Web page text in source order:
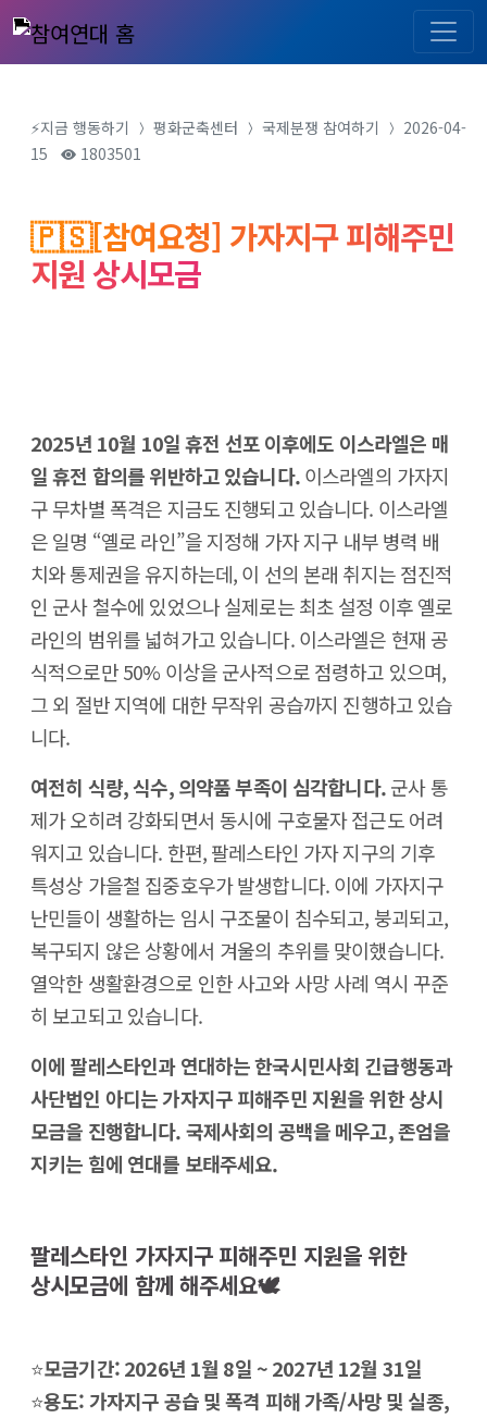
⚡️지금 행동하기 평화군축센터 국제분쟁 참여하기
2026-04-
15
1803501
🇵🇸[참여요청] 가자지구 피해주민
지원 상시모금
2025년 10월 10일 휴전 선포 이후에도 이스라엘은 매
일 휴전 합의를 위반하고 있습니다.이스라엘의 가자지
구 무차별 폭격은 지금도 진행되고 있습니다. 이스라엘
은 일명 “옐로 라인”을 지정해 가자 지구 내부 병력 배
치와 통제권을 유지하는데, 이 선의 본래 취지는 점진적
인 군사 철수에 있었으나 실제로는 최초 설정 이후 옐로
라인의 범위를 넓혀가고 있습니다. 이스라엘은 현재 공
식적으로만 50% 이상을 군사적으로 점령하고 있으며,
그 외 절반 지역에 대한 무작위 공습까지 진행하고 있습
니다.
여전히 식량, 식수, 의약품 부족이 심각합니다.군사 통
제가 오히려 강화되면서 동시에 구호물자 접근도 어려
워지고 있습니다. 한편, 팔레스타인 가자 지구의 기후
특성상 가을철 집중호우가 발생합니다. 이에 가자지구
난민들이 생활하는 임시 구조물이 침수되고, 붕괴되고,
복구되지 않은 상황에서 겨울의 추위를 맞이했습니다.
열악한 생활환경으로 인한 사고와 사망 사례 역시 꾸준
히 보고되고 있습니다.
이에 팔레스타인과 연대하는 한국시민사회 긴급행동과
사단법인 아디는 가자지구 피해주민 지원을 위한 상시
모금을 진행합니다. 국제사회의 공백을 메우고, 존엄을
지키는 힘에 연대를 보태주세요.
팔레스타인 가자지구 피해주민 지원을 위한
상시모금에 함께 해주세요🕊
⭐️모금기간: 2026년 1월 8일 ~ 2027년 12월 31일
⭐️용도: 가자지구 공습 및 폭격 피해 가족/사망 및 실종,